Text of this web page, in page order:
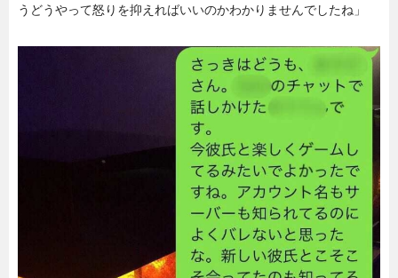
うどうやって怒りを抑えればいいのかわかりませんでしたね」